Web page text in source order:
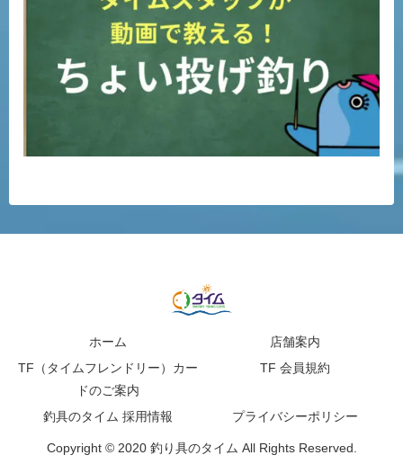
ホーム
店舗案内
TF（タイムフレンドリー）カー
ドのご案内
TF 会員規約
釣具のタイム 採用情報 プライバシーポリシー
Copyright © 2020 釣り具のタイム All Rights Reserved.